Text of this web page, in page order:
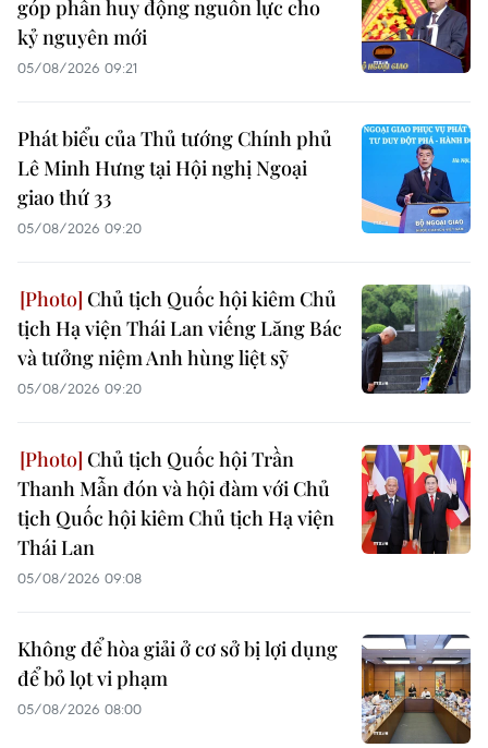
góp phần huy động nguồn lực cho
kỷ nguyên mới
05/08/2026 09:21
Phát biểu của Thủ tướng Chính phủ
Lê Minh Hưng tại Hội nghị Ngoại
giao thứ 33
05/08/2026 09:20
Chủ tịch Quốc hội kiêm Chủ
tịch Hạ viện Thái Lan viếng Lăng Bác
và tưởng niệm Anh hùng liệt sỹ
05/08/2026 09:20
Chủ tịch Quốc hội Trần
Thanh Mẫn đón và hội đàm với Chủ
tịch Quốc hội kiêm Chủ tịch Hạ viện
Thái Lan
05/08/2026 09:08
Không để hòa giải ở cơ sở bị lợi dụng
để bỏ lọt vi phạm
05/08/2026 08:00